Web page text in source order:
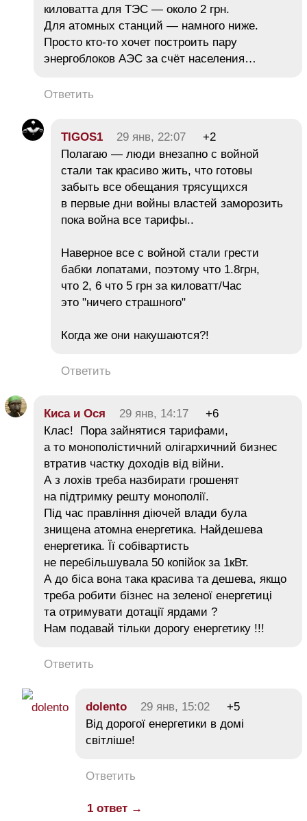
киловатта для ТЭС — около 2 грн.
Для атомных станций — намного ниже.
Просто кто-то хочет построить пару
энергоблоков АЭС за счёт населения…
Ответить
TIGOS1 29 янв, 22:07
+2
Полагаю — люди внезапно с войной
стали так красиво жить, что готовы
забыть все обещания трясущихся
в первые дни войны властей заморозить
пока война все тарифы..
Наверное все с войной стали грести
бабки лопатами, поэтому что 1.8грн,
что 2, 6 что 5 грн за киловатт/Час
это "ничего страшного"
Когда же они накушаются?!
Ответить
Киса и Ося 29 янв, 14:17
+6
Клас! Пора зайнятися тарифами,
а то монополістичний олігархичний бизнес
втратив частку доходів від війни.
А з лохів треба назбирати грошенят
на підтримку решту монополії.
Під час правління діючей влади була
знищена атомна енергетика. Найдешева
енергетика. Її собівартисть
не перебільшувала 50 копійок за 1кВт.
А до біса вона така красива та дешева, якщо
треба робити бізнес на зеленої енергетиці
та отримувати дотації ярдами ?
Нам подавай тільки дорогу енергетику !!!
Ответить
dolento 29 янв, 15:02
+5
Від дорогої енергетики в домі
світліше!
Ответить
1 ответ →